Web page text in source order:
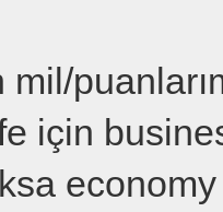
mil/
için